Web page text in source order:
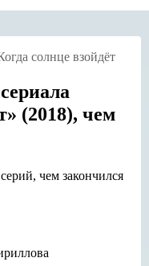
солнце взойдёт
(2018), чем